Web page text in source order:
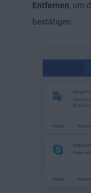
Entfernen, um
bestätigen.